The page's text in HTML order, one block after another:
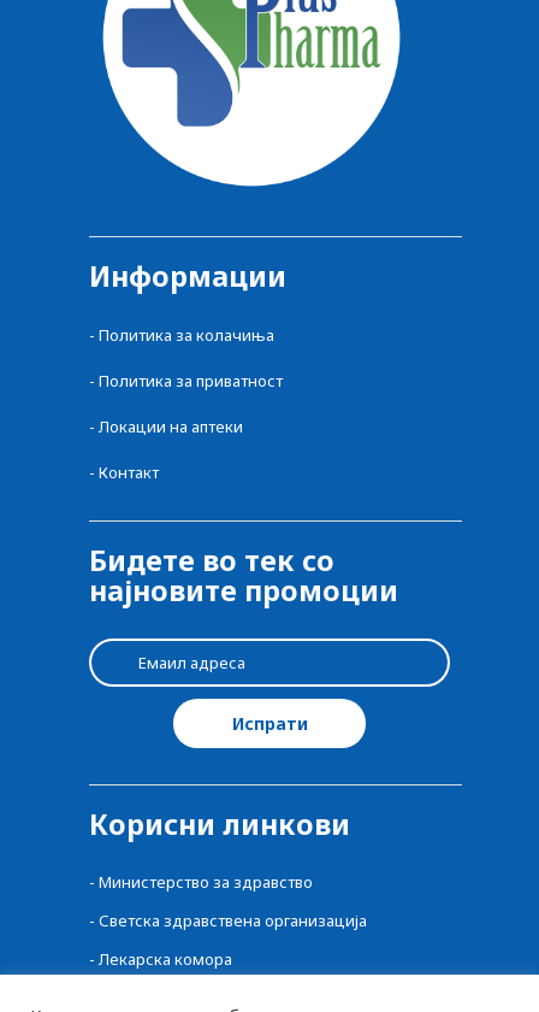
Информации
- Политика за колачиња
- Политика за приватност
-Локации на аптеки
- Контакт
Бидете во тек со
најновите промоции
Корисни линкови
- Министерство за здравство
- Светска здравствена организација
-Лекарска комора